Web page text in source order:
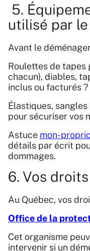
5.
utilisé par
Avant le
Roulettes de
chacun), diables,
inclus ou facturés ?
Élastiques,
pour sécuriser vos
Astuce mon-
détails par écrit
dommages.
6. Vos
Au Québec, vos
Office de la
Cet organisme
intervenir si un